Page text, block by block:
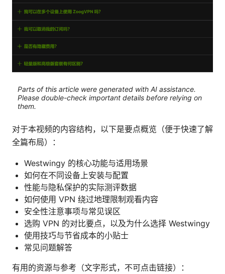
Parts of this article were generated with AI assistance.
Please double-check important details before relying on
them.
对于本视频的内容结构，以下是要点概览（便于快速了解
全篇布局）：
Westwingy 的核心功能与适用场景
如何在不同设备上安装与配置
性能与隐私保护的实际测评数据
如何使用 VPN 绕过地理限制观看内容
安全性注意事项与常见误区
选购 VPN 的对比要点，以及为什么选择 Westwingy
使用技巧与节省成本的小贴士
常见问题解答
有用的资源与参考（文字形式，不可点击链接）：